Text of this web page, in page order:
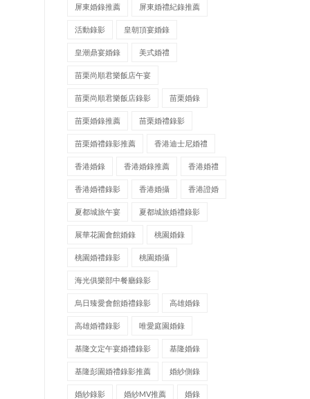
屏東婚錄推薦 屏東婚禮紀錄推薦
活動錄影 皇朝頂宴婚錄
皇潮鼎宴婚錄 美式婚禮
苗栗尚順君樂飯店午宴
苗栗尚順君樂飯店錄影 苗栗婚錄
苗栗婚錄推薦 苗栗婚禮錄影
苗栗婚禮錄影推薦 香港迪士尼婚禮
香港婚錄 香港婚錄推薦 香港婚禮
香港婚禮錄影 香港婚攝 香港證婚
夏都城旅午宴 夏都城旅婚禮錄影
展華花園會館婚錄 桃園婚錄
桃園婚禮錄影 桃園婚攝
海光俱樂部中餐廳錄影
烏日臻愛會館婚禮錄影 高雄婚錄
高雄婚禮錄影 唯愛庭園婚錄
基隆文定午宴婚禮錄影 基隆婚錄
基隆彭園婚禮錄影推薦 婚紗側錄
婚紗錄影 婚紗MV推薦 婚錄